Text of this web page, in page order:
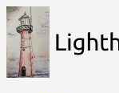
Naar
de
inhoud
springen